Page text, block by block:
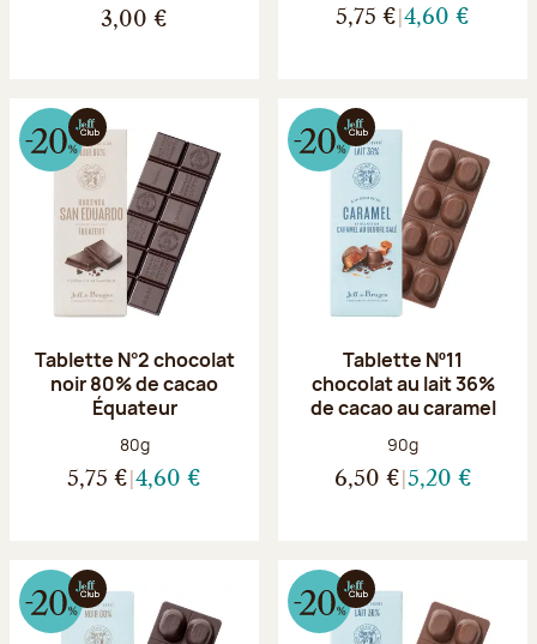
3,00 € 5,75 € 4,60 €
Tablette N°2 chocolat
noir 80% de cacao
Équateur
Poids net :
80g
5,75 € 4,60 €
Tablette Nº11
chocolat au lait 36%
de cacao au caramel
Poids net :
90g
6,50 € 5,20 €